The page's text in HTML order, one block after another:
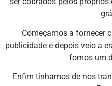
Começamos a fornecer
publicidade e depois veio a
fomos um
Enfim tínhamos de nos